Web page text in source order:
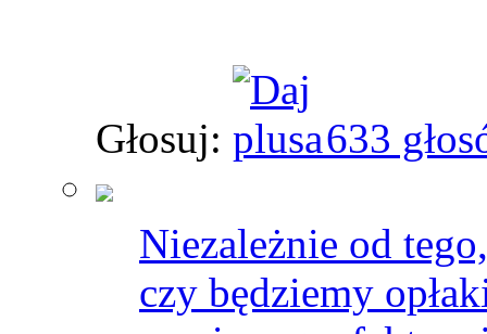
Głosuj: 633
Niezależnie od
czy będziemy